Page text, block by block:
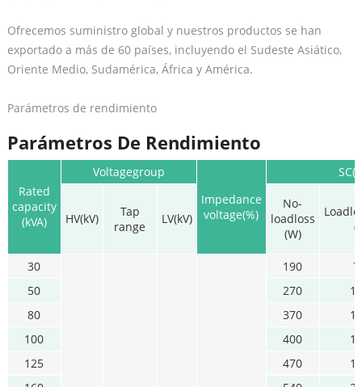
Ofrecemos suministro global y nuestros productos se han
exportado a más de 60 países, incluyendo el Sudeste Asiático,
Oriente Medio, Sudamérica, África y América.
Parámetros de rendimiento
Parámetros De Rendimiento
Rated
capacity
(kVA)
Voltagegroup
Impedance
voltage(%)
HV(kV)
Tap
range
LV(kV)
No-
loadloss
(W)
30 190
50
270
80
370
100
400
125
470